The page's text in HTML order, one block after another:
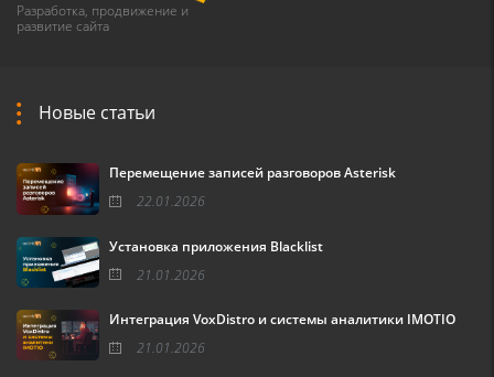
Разработка, продвижение и
развитие сайта
Новые статьи
Перемещение записей разговоров Asterisk
22.01.2026
Установка приложения Blacklist
21.01.2026
Интеграция VoxDistro и системы аналитики IMOTIO
21.01.2026